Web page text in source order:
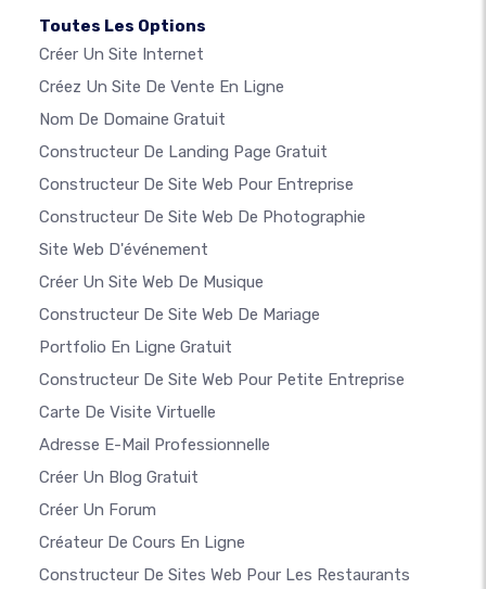
Toutes Les Options
Créer Un Site Internet
Créez Un Site De Vente En Ligne
Nom De Domaine Gratuit
Constructeur De Landing Page Gratuit
Constructeur De Site Web Pour Entreprise
Constructeur De Site Web De Photographie
Site Web D'événement
Créer Un Site Web De Musique
Constructeur De Site Web De Mariage
Portfolio En Ligne Gratuit
Constructeur De Site Web Pour Petite Entreprise
Carte De Visite Virtuelle
Adresse E-Mail Professionnelle
Créer Un Blog Gratuit
Créer Un Forum
Créateur De Cours En Ligne
Constructeur De Sites Web Pour Les Restaurants